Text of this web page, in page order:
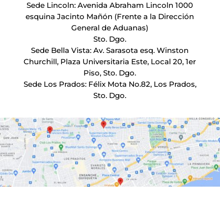
Sede Lincoln: Avenida Abraham Lincoln 1000
esquina Jacinto Mañón (Frente a la Dirección
General de Aduanas)
Sto. Dgo.
Sede Bella Vista: Av. Sarasota esq. Winston
Churchill, Plaza Universitaria Este, Local 20, 1er
Piso, Sto. Dgo.
Sede Los Prados: Félix Mota No.82, Los Prados,
Sto. Dgo.